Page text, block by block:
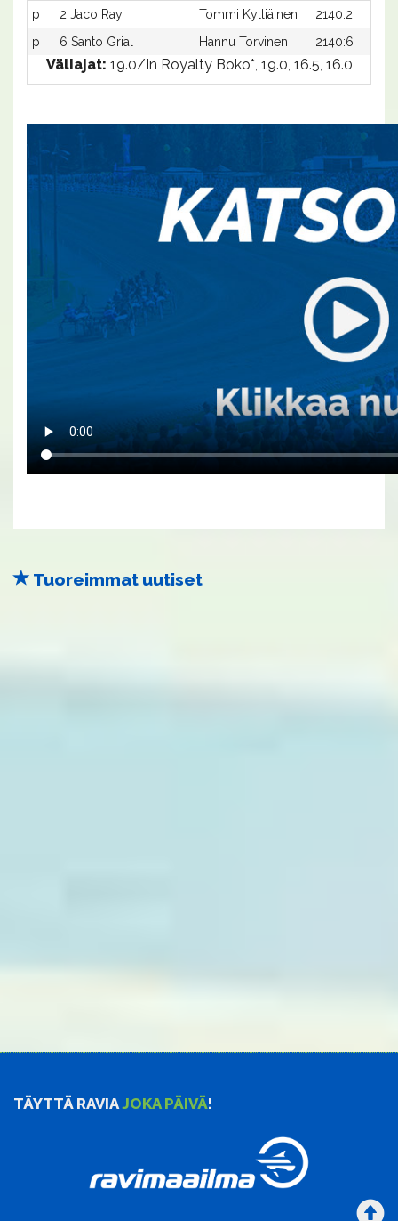
p
2 Jaco Ray Tommi Kylliäinen
2140:2
p
6 Santo Grial Hannu Torvinen 2140:6
Väliajat: 19.0/In Royalty Boko*, 19.0, 16.5, 16.0
Tuoreimmat uutiset
TÄYTTÄ RAVIAJOKA PÄIVÄ!